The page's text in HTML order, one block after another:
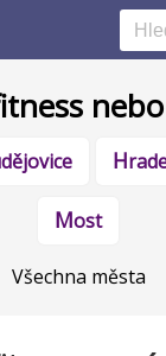
Most
Všechna města